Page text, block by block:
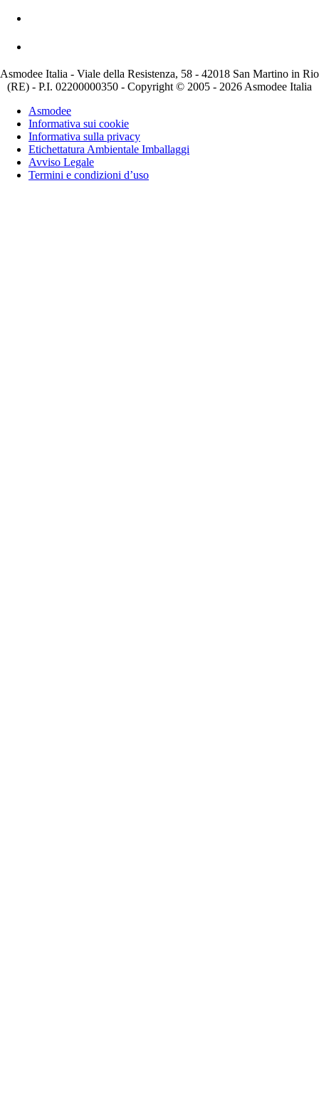
Asmodee Italia - Viale della Resistenza, 58 - 42018 San Martino in Rio
(RE) - P.I. 02200000350 - Copyright © 2005 - 2026 Asmodee Italia
Asmodee
Informativa sui cookie
Informativa sulla privacy
Etichettatura Ambientale Imballaggi
Avviso Legale
Termini e condizioni d’uso